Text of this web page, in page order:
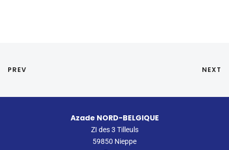
PREV NEXT
Azade NORD-BELGIQUE
ZI des 3 Tilleuls
59850 Nieppe